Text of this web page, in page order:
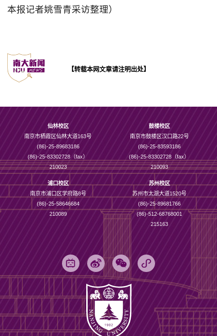
本报记者姚雪青采访整理）
【转载本网文章请注明出处】
仙林校区
南京市栖霞区仙林大道163号
(86)-25-89683186
(86)-25-83302728（fax）
210023
鼓楼校区
南京市鼓楼区汉口路22号
(86)-25-83593186
(86)-25-83302728（fax）
210093
浦口校区
南京市浦口区学府路8号
(86)-25-58646684
210089
苏州校区
苏州市太湖大道1520号
(86)-25-89681766
(86)-512-68768001
215163